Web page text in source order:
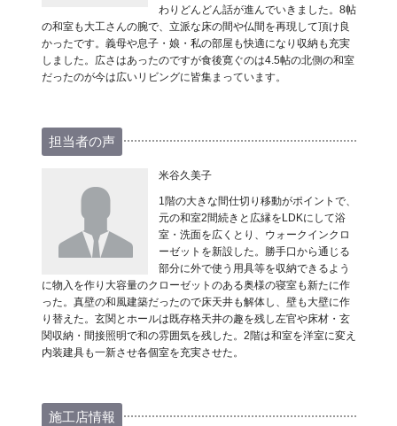
わりどんどん話が進んでいきました。8帖
の和室も大工さんの腕で、立派な床の間や仏間を再現して頂け良
かったです。義母や息子・娘・私の部屋も快適になり収納も充実
しました。広さはあったのですが食後寛ぐのは4.5帖の北側の和室
だったのが今は広いリビングに皆集まっています。
担当者の声
米谷久美子
1階の大きな間仕切り移動がポイントで、
元の和室2間続きと広縁をLDKにして浴
室・洗面を広くとり、ウォークインクロ
ーゼットを新設した。勝手口から通じる
部分に外で使う用具等を収納できるよう
に物入を作り大容量のクローゼットのある奥様の寝室も新たに作
った。真壁の和風建築だったので床天井も解体し、壁も大壁に作
り替えた。玄関とホールは既存格天井の趣を残し左官や床材・玄
関収納・間接照明で和の雰囲気を残した。2階は和室を洋室に変え
内装建具も一新させ各個室を充実させた。
施工店情報